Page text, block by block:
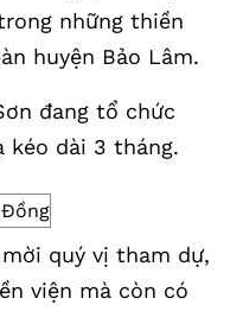
những thiền
huyện Bảo Lâm.
đang tổ chức
kéo dài 3 tháng.
quý vị tham dự,
viện mà còn có